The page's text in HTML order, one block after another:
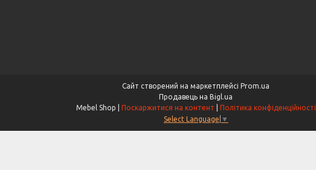
Сайт створений на маркетплейсі Prom.ua
Продавець на Bigl.ua
Поскаржитися на контент
Політика конфіденційності
Select Language ▼